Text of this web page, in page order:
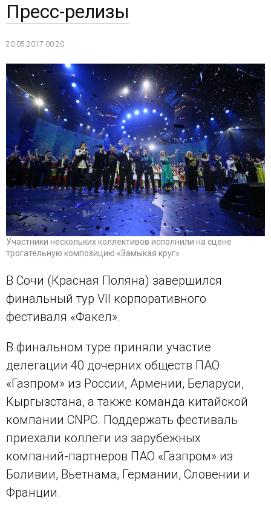
Пресс-релизы
20.05.2017 00:20
Участники нескольких коллективов исполнили на сцене
трогательную композицию «Замыкая круг»
В Сочи (Красная Поляна) завершился
финальный тур VII корпоративного
фестиваля «Факел».
В финальном туре приняли участие
делегации 40 дочерних обществ ПАО
«Газпром» из России, Армении, Беларуси,
Кыргызстана, а также команда китайской
компании CNPC. Поддержать фестиваль
приехали коллеги из зарубежных
компаний-партнеров ПАО «Газпром» из
Боливии, Вьетнама, Германии, Словении и
Франции.